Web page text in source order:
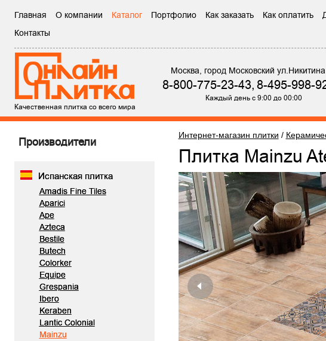
Главная О компании Каталог Портфолио Как заказать Как оплатить
Контакты
Качественная плитка со всего мира
Москва, город Московский
8-800-775-23-43,8-495-998-
Каждый день с 9:00 до 00:00
Производители
Испанская плитка
Amadis Fine Tiles
Aparici
Ape
Azteca
Bestile
Butech
Colorker
Equipe
Grespania
Ibero
Keraben
Lantic Colonial
Mainzu
Интернет-магазин плитки /
Плитка Mainzu